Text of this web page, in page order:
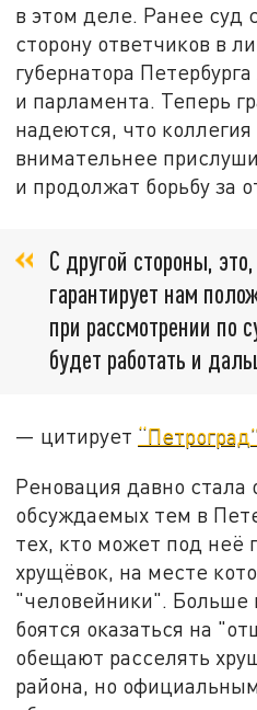
в этом деле. Ранее суд
сторону ответчиков в
губернатора
и парламента. Теперь
надеются, что
внимательнее
и продолжат борьбу за
С другой стороны,
гарантирует нам
при рассмотрении по
будет работать и
— цитирует
Реновация давно стала
обсуждаемых тем в
тех, кто может под неё
хрущёвок, на месте
"человейники". Больше
боятся оказаться на
обещают расселять
района, но